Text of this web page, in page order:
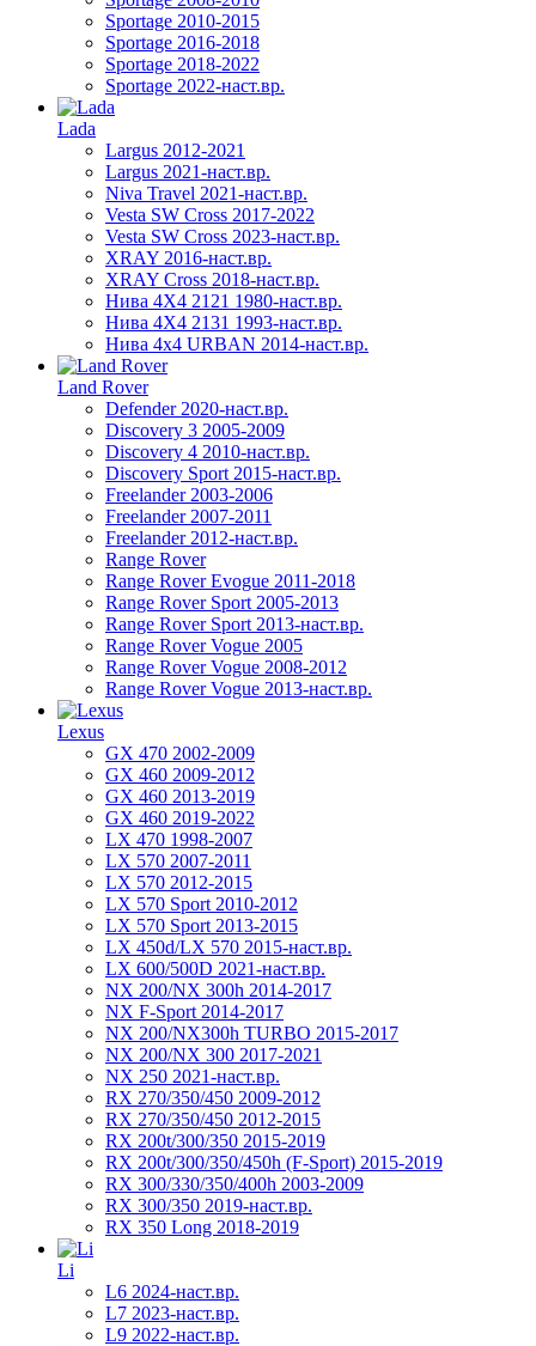
Sportage 2010-2015
Sportage 2016-2018
Sportage 2018-2022
Sportage 2022-наст.вр.
Lada
Largus 2012-2021
Largus 2021-наст.вр.
Niva Travel 2021-наст.вр.
Vesta SW Cross 2017-2022
Vesta SW Cross 2023-наст.вр.
XRAY 2016-наст.вр.
XRAY Cross 2018-наст.вр.
Нива 4X4 2121 1980-наст.вр.
Нива 4X4 2131 1993-наст.вр.
Нива 4х4 URBAN 2014-наст.вр.
Land Rover
Defender 2020-наст.вр.
Discovery 3 2005-2009
Discovery 4 2010-наст.вр.
Discovery Sport 2015-наст.вр.
Freelander 2003-2006
Freelander 2007-2011
Freelander 2012-наст.вр.
Range Rover
Range Rover Evogue 2011-2018
Range Rover Sport 2005-2013
Range Rover Sport 2013-наст.вр.
Range Rover Vogue 2005
Range Rover Vogue 2008-2012
Range Rover Vogue 2013-наст.вр.
Lexus
GX 470 2002-2009
GX 460 2009-2012
GX 460 2013-2019
GX 460 2019-2022
LX 470 1998-2007
LX 570 2007-2011
LX 570 2012-2015
LX 570 Sport 2010-2012
LX 570 Sport 2013-2015
LX 450d/LX 570 2015-наст.вр.
LX 600/500D 2021-наст.вр.
NX 200/NX 300h 2014-2017
NX F-Sport 2014-2017
NX 200/NX300h TURBO 2015-2017
NX 200/NX 300 2017-2021
NX 250 2021-наст.вр.
RX 270/350/450 2009-2012
RX 270/350/450 2012-2015
RX 200t/300/350 2015-2019
RX 200t/300/350/450h (F-Sport) 2015-2019
RX 300/330/350/400h 2003-2009
RX 300/350 2019-наст.вр.
RX 350 Long 2018-2019
Li
L6 2024-наст.вр.
L7 2023-наст.вр.
L9 2022-наст.вр.